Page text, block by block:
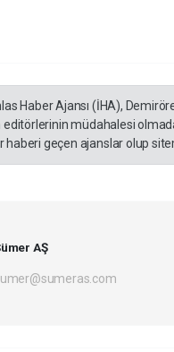
Haber Ajansı (İHA),
müdahalesi
geçen ajanslar olup
AŞ